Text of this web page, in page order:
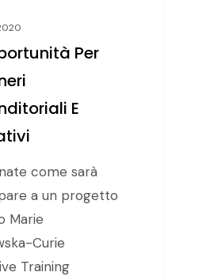
Per
E
come sarà
a un progetto
Marie
Curie
Training